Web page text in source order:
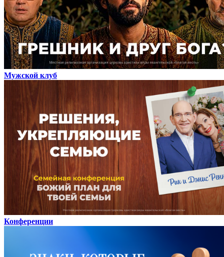
Мужской клуб
Конференции